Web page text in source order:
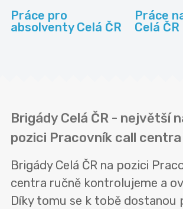
Práce pro
absolventy Celá ČR
Práce
Celá ČR
Brigády Celá ČR - největší
pozici Pracovník call
Brigády Celá ČR na pozici
centra ručně kontrolujeme a
Díky tomu se k tobě dostanou